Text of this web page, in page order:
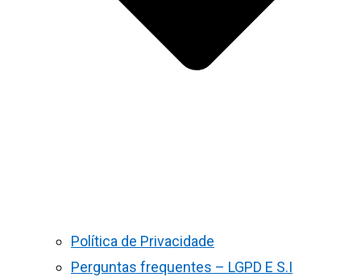
Política de Privacidade
Perguntas frequentes – LGPD E S.I